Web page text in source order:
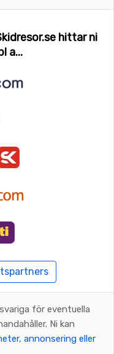
hittar ni
a...
för eventuella
Ni kan
annonsering eller